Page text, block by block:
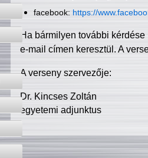
facebook: https://
Ha bármilyen további
e-mail címen keresztül. A
A verseny szervezője:
Dr. Kincses Zoltán
egyetemi adjunktus